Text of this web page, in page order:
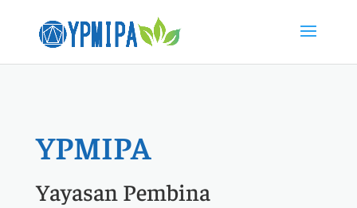
YPMIPA
Yayasan Pembina